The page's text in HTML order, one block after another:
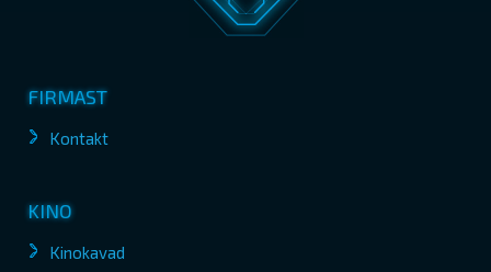
FIRMAST
Kontakt
KINO
Kinokavad